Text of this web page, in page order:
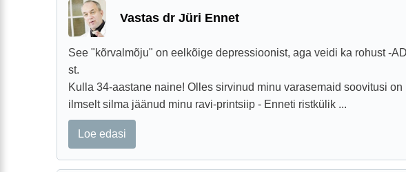
Vastas dr Jüri Ennet
See "kõrvalmõju" on eelkõige depressioonist, aga veidi ka rohust -
st.
Kulla 34-aastane naine! Olles sirvinud minu varasemaid soovitusi on
ilmselt silma jäänud minu ravi-printsiip - Enneti ristkülik ...
Loe edasi